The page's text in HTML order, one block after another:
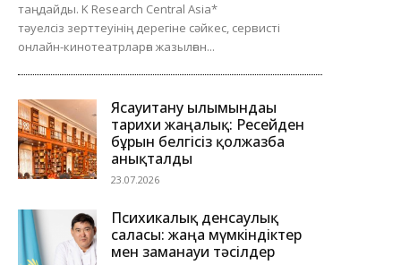
таңдайды. K Research Central Asia*
тәуелсіз зерттеуінің дерегіне сәйкес, сервисті
онлайн-кинотеатрларға жазылған...
Ясауитану ғылымындағы
тарихи жаңалық: Ресейден
бұрын белгісіз қолжазба
анықталды
23.07.2026
Психикалық денсаулық
саласы: жаңа мүмкіндіктер
мен заманауи тәсілдер